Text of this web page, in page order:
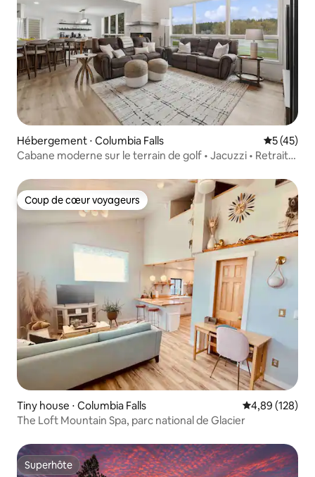
Hébergement ⋅ Columbia Falls
5 (45)
Cabane moderne sur le terrain de golf • Jacuzzi • Retraite
Coup de cœur voyageurs
Coup de cœur voyageurs
Tiny house ⋅ Columbia Falls Évaluation
4,89 (128)
The Loft Mountain Spa, parc national de Glacier
Superhôte
Superhôte